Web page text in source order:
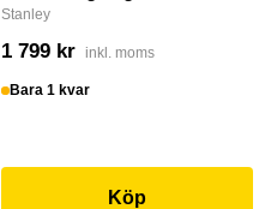
Stanley
1 799 kr inkl. moms
Bara 1 kvar
Köp